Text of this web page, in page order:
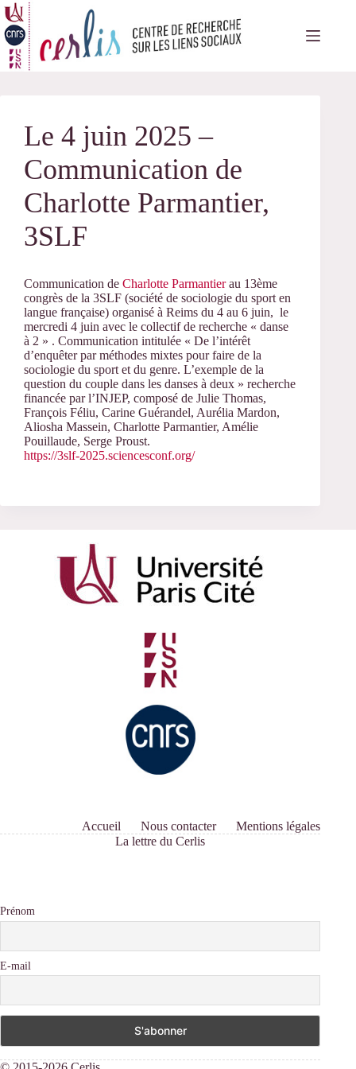
Passer
au
contenu
Le 4 juin 2025 –
Communication de
Charlotte Parmantier,
3SLF
Communication de Charlotte Parmantierau 13ème
congrès de la 3SLF (société de sociologie du sport en
langue française) organisé à Reims du 4 au 6 juin, le
mercredi 4 juin avec le collectif de recherche « danse
à 2 » . Communication intitulée « De l’intérêt
d’enquêter par méthodes mixtes pour faire de la
sociologie du sport et du genre. L’exemple de la
question du couple dans les danses à deux » recherche
financée par l’INJEP, composé de Julie Thomas,
François Féliu, Carine Guérandel, Aurélia Mardon,
Aliosha Massein, Charlotte Parmantier, Amélie
Pouillaude, Serge Proust.
https://3slf-2025.sciencesconf.org/
Accueil Nous contacter
Mentions légales
La lettre du Cerlis
Prénom
E-mail